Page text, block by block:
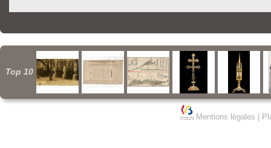
Top 10
Mentions légales